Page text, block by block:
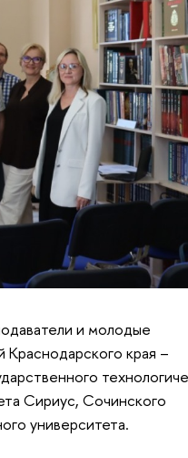
и молодые
Краснодарского края –
Сириус, Сочинского
университета.